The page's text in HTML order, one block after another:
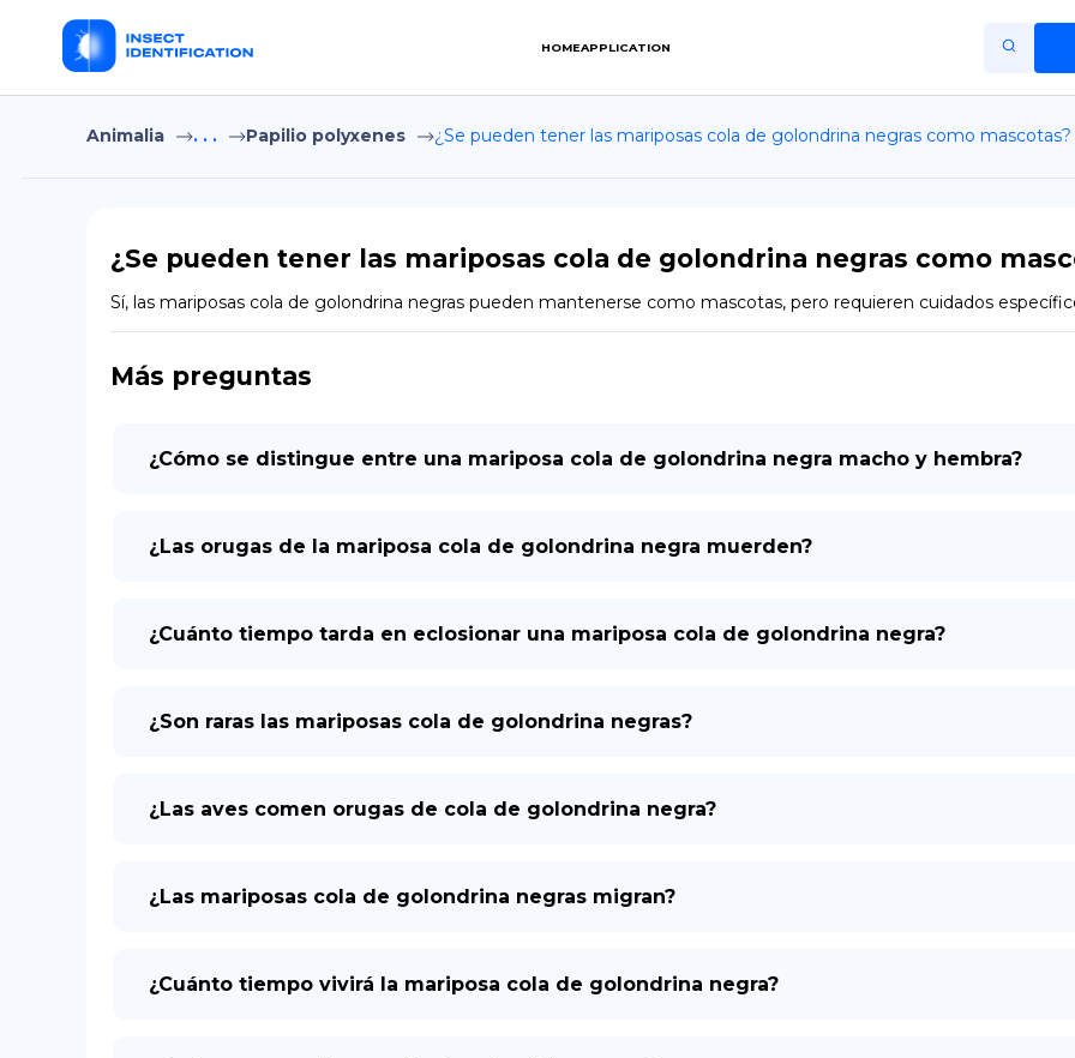
HOMEAPPLICATION
Home
Terms of Use
Privacy Policy
EN
Animalia . . . Papilio polyxenes ¿Se pueden tener las mariposas cola de golondrina negras como mascotas?
¿Se pueden tener las mariposas cola de golondrina negras como
Sí, las mariposas cola de golondrina negras pueden mantenerse como mascotas, pero requieren cuidados
Más preguntas
¿Cómo se distingue entre una mariposa cola de golondrina negra macho y hembra?
¿Las orugas de la mariposa cola de golondrina negra muerden?
¿Cuánto tiempo tarda en eclosionar una mariposa cola de golondrina negra?
¿Son raras las mariposas cola de golondrina negras?
¿Las aves comen orugas de cola de golondrina negra?
¿Las mariposas cola de golondrina negras migran?
¿Cuánto tiempo vivirá la mariposa cola de golondrina negra?